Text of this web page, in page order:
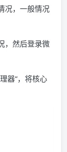
况，一般情况
，然后登录微
器”，将核心